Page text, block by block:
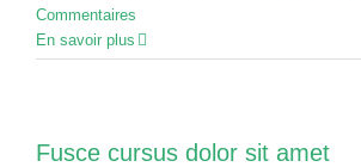
Commentaires
En savoir plus
Fusce cursus dolor sit amet